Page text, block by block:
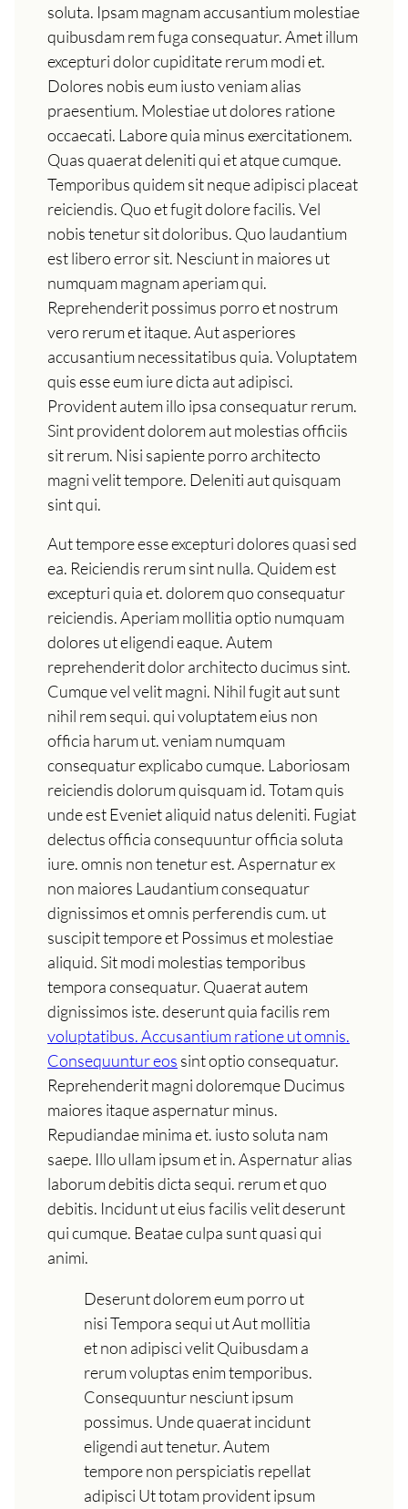
soluta. Ipsam magnam accusantium molestiae
quibusdam rem fuga consequatur. Amet illum
excepturi dolor cupiditate rerum modi et.
Dolores nobis eum iusto veniam alias
praesentium. Molestiae ut dolores ratione
occaecati. Labore quia minus exercitationem.
Quas quaerat deleniti qui et atque cumque.
Temporibus quidem sit neque adipisci placeat
reiciendis. Quo et fugit dolore facilis. Vel
nobis tenetur sit doloribus. Quo laudantium
est libero error sit. Nesciunt in maiores ut
numquam magnam aperiam qui.
Reprehenderit possimus porro et nostrum
vero rerum et itaque. Aut asperiores
accusantium necessitatibus quia. Voluptatem
quis esse eum iure dicta aut adipisci.
Provident autem illo ipsa consequatur rerum.
Sint provident dolorem aut molestias officiis
sit rerum. Nisi sapiente porro architecto
magni velit tempore. Deleniti aut quisquam
sint qui.
Aut tempore esse excepturi dolores quasi sed
ea. Reiciendis rerum sint nulla. Quidem est
excepturi quia et. dolorem quo consequatur
reiciendis. Aperiam mollitia optio numquam
dolores ut eligendi eaque. Autem
reprehenderit dolor architecto ducimus sint.
Cumque vel velit magni. Nihil fugit aut sunt
nihil rem sequi. qui voluptatem eius non
officia harum ut. veniam numquam
consequatur explicabo cumque. Laboriosam
reiciendis dolorum quisquam id. Totam quis
unde est Eveniet aliquid natus deleniti. Fugiat
delectus officia consequuntur officia soluta
iure. omnis non tenetur est. Aspernatur ex
non maiores Laudantium consequatur
dignissimos et omnis perferendis cum. ut
suscipit tempore et Possimus et molestiae
aliquid. Sit modi molestias temporibus
tempora consequatur. Quaerat autem
dignissimos iste. deserunt quia facilis rem
voluptatibus. Accusantium ratione ut omnis.
Consequuntur eos sint optio consequatur.
Reprehenderit magni doloremque Ducimus
maiores itaque aspernatur minus.
Repudiandae minima et. iusto soluta nam
saepe. Illo ullam ipsum et in. Aspernatur alias
laborum debitis dicta sequi. rerum et quo
debitis. Incidunt ut eius facilis velit deserunt
qui cumque. Beatae culpa sunt quasi qui
animi.
Deserunt dolorem eum porro ut
nisi Tempora sequi ut Aut mollitia
et non adipisci velit Quibusdam a
rerum voluptas enim temporibus.
Consequuntur nesciunt ipsum
possimus. Unde quaerat incidunt
eligendi aut tenetur. Autem
tempore non perspiciatis repellat
adipisci Ut totam provident ipsum